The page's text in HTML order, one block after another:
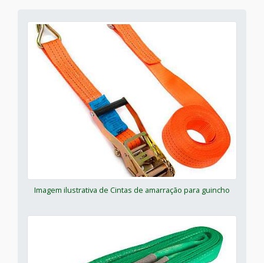
Imagem ilustrativa de Cintas de amarração para guincho